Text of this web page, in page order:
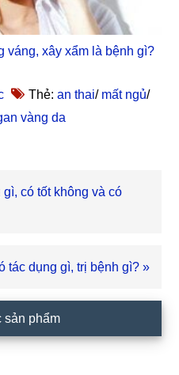
váng, xây xẩm là bệnh gì?
Thẻ:an thai/ mất ngủ/
vàng da
có tốt không và có
tác dụng gì, trị bệnh gì? »
sản phẩm